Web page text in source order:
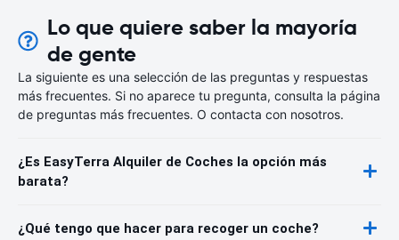
Lo que quiere saber la mayoría
de gente
La siguiente es una selección de las preguntas y respuestas
más frecuentes. Si no aparece tu pregunta, consulta la página
de preguntas más frecuentes. O contacta con nosotros.
¿Es EasyTerra Alquiler de Coches la opción más
barata?
¿Qué tengo que hacer para recoger un coche?